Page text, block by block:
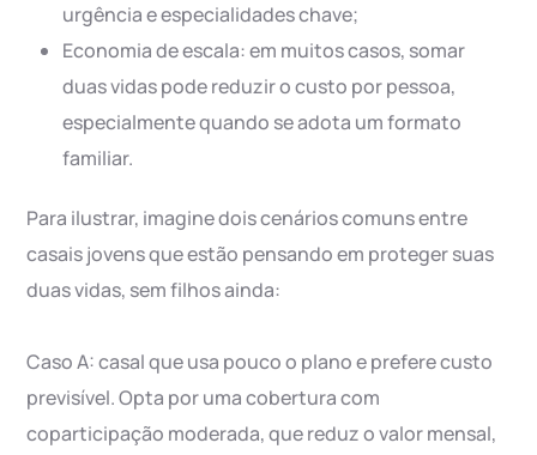
urgência e especialidades chave;
Economia de escala: em muitos casos, somar
duas vidas pode reduzir o custo por pessoa,
especialmente quando se adota um formato
familiar.
Para ilustrar, imagine dois cenários comuns entre
casais jovens que estão pensando em proteger suas
duas vidas, sem filhos ainda:
Caso A: casal que usa pouco o plano e prefere custo
previsível. Opta por uma cobertura com
coparticipação moderada, que reduz o valor mensal,